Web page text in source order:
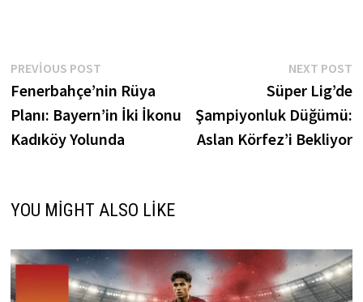
Yazı
gezinmesi
PREVIOUS POSTPrevious
post:
Fenerbahçe’nin Rüya
Planı: Bayern’in İki İkonu
Kadıköy Yolunda
NEXT POST
Süper Lig’de
Şampiyonluk Düğümü:
Aslan Körfez’i Bekliyor
YOU MIGHT ALSO LIKE